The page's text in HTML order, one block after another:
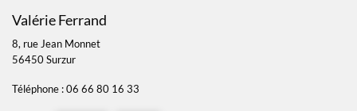
Valérie Ferrand
8, rue Jean Monnet
56450 Surzur
Téléphone : 06 66 80 16 33